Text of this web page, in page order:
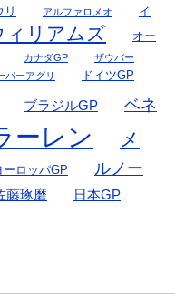
リ アルファロメオ
イ
ィリアムズ
オー
カナダGP ザウバー
パーアグリ ドイツGP
ブラジルGP
ベネ
ーレン
メ
ーロッパGP ルノー
藤琢磨 日本GP